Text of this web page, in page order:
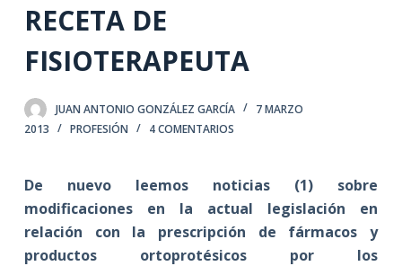
e
d
o
RECETA DE
FISIOTERAPEUTA
JUAN ANTONIO GONZÁLEZ GARCÍA
7 MARZO
2013
PROFESIÓN 4 COMENTARIOS
De nuevo leemos noticias (1) sobre
modificaciones en la actual legislación en
relación con la prescripción de fármacos y
productos ortoprotésicos por los